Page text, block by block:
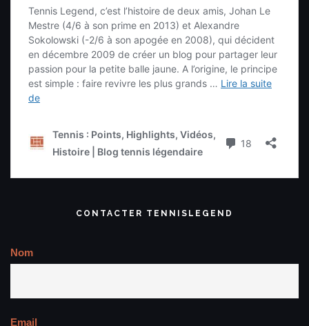
CONTACTER TENNISLEGEND
Nom
Email